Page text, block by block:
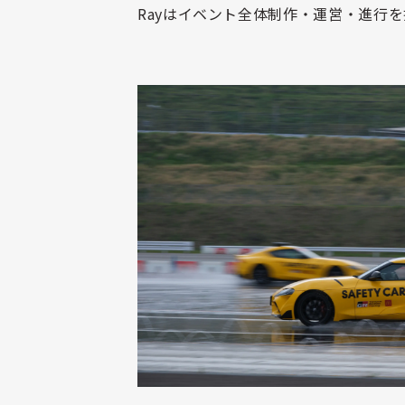
Rayはイベント全体制作・運営・進行